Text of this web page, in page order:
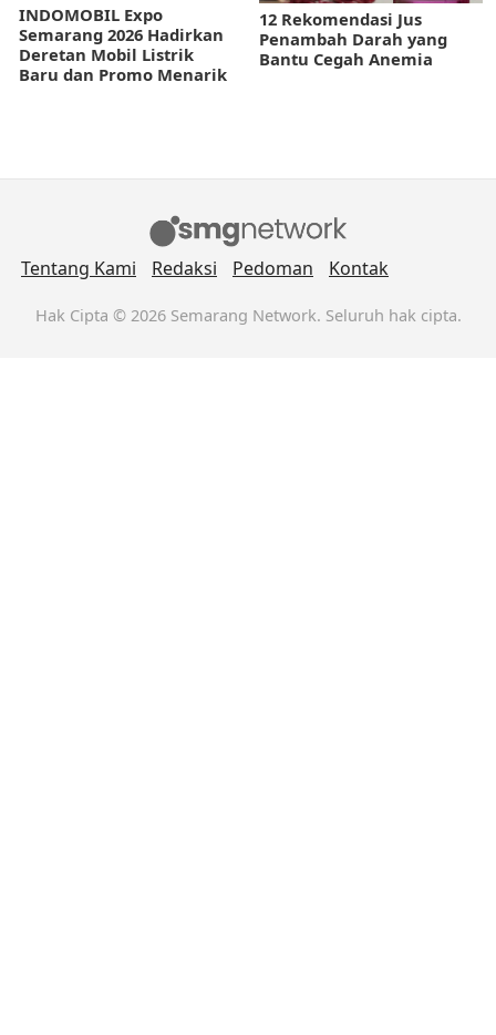
INDOMOBIL Expo
Semarang 2026 Hadirkan
Deretan Mobil Listrik
Baru dan Promo Menarik
12 Rekomendasi Jus
Penambah Darah yang
Bantu Cegah Anemia
Tentang Kami Redaksi Pedoman Kontak
Hak Cipta © 2026 Semarang Network. Seluruh hak cipta.